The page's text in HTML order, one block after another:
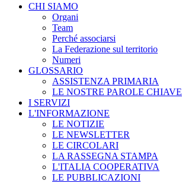
CHI SIAMO
Organi
Team
Perché associarsi
La Federazione sul territorio
Numeri
GLOSSARIO
ASSISTENZA PRIMARIA
LE NOSTRE PAROLE CHIAVE
I SERVIZI
L'INFORMAZIONE
LE NOTIZIE
LE NEWSLETTER
LE CIRCOLARI
LA RASSEGNA STAMPA
L'ITALIA COOPERATIVA
LE PUBBLICAZIONI